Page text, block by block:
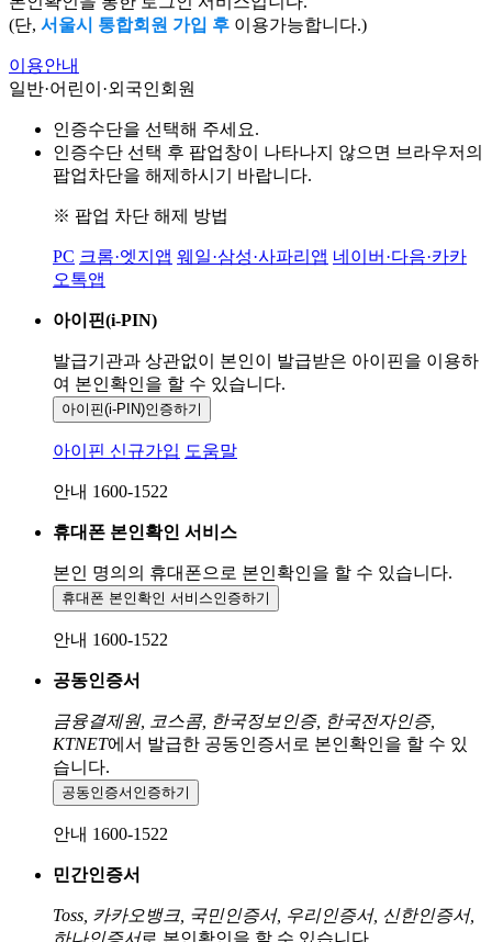
(단, 서울시 통합회원 가입 후 이용가능합니다.)
이용안내
일반·어린이·외국인회원
인증수단을 선택해 주세요.
인증수단 선택 후 팝업창이 나타나지 않으면 브라우저의
팝업차단을 해제하시기 바랍니다.
※ 팝업 차단 해제 방법
PC 크롬·엣지앱 웨일·삼성·사파리앱 네이버·다음·카카
오톡앱
아이핀(i-PIN)
발급기관과 상관없이 본인이 발급받은 아이핀을 이용하
여 본인확인을 할 수 있습니다.
아이핀(i-PIN)인증하기
아이핀 신규가입 도움말
안내 1600-1522
휴대폰 본인확인 서비스
본인 명의의 휴대폰으로 본인확인을 할 수 있습니다.
휴대폰 본인확인 서비스인증하기
안내 1600-1522
공동인증서
금융결제원, 코스콤, 한국정보인증, 한국전자인증,
KTNET에서 발급한 공동인증서로 본인확인을 할 수 있
습니다.
공동인증서 인증하기
안내 1600-1522
민간인증서
Toss, 카카오뱅크, 국민인증서, 우리인증서, 신한인증서,